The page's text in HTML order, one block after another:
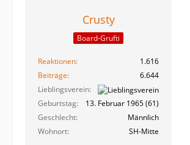
Crusty
Board-Grufti
Reaktionen
1.616
Beiträge
6.644
Lieblingsverein
Geburtstag
13. Februar 1965 (61)
Geschlecht
Männlich
Wohnort
SH-Mitte